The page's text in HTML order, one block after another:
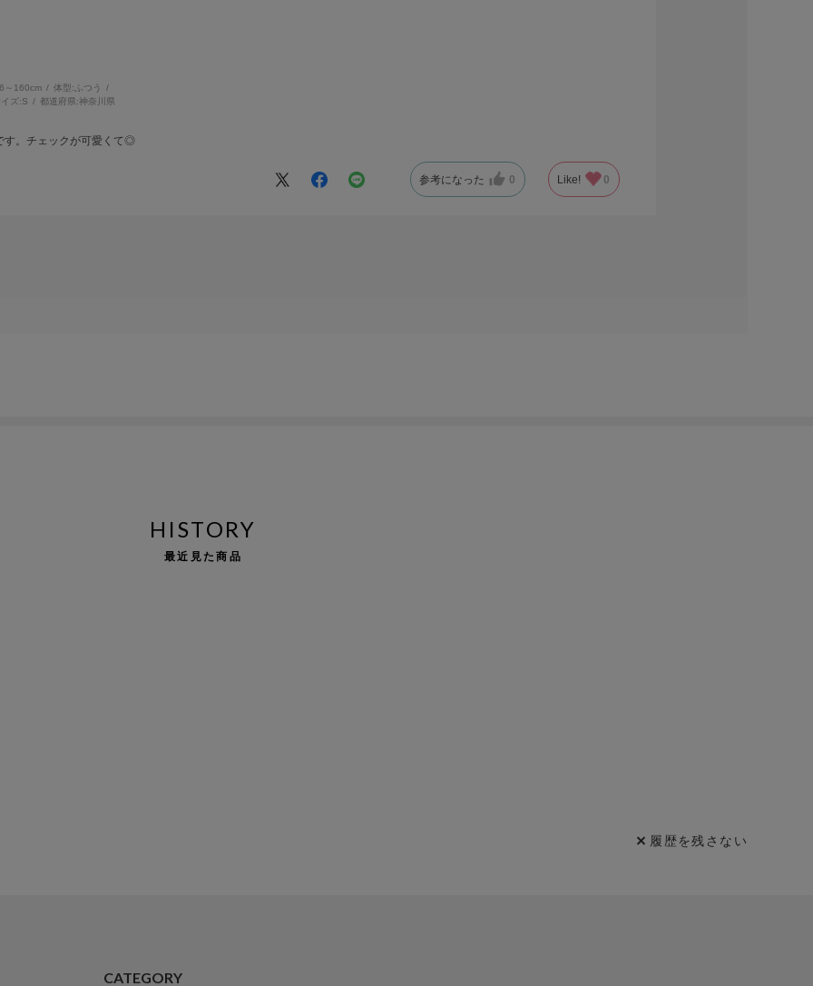
～160cm 体型: ふつう
ズ:S 都道府県:神奈川県
す。チェックが可愛くて◎
参考になった 0 Like! 0
HISTORY
最近見た商品
履歴を残さない
CATEGORY